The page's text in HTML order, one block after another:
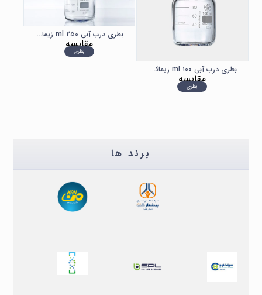
بطری درب آبی ۱۰۰ ml زیماکس SIMAX
بطری
مقایسه
بطری درب آبی ۲۵۰ ml زیماکس SIMAX
بطری
مقایسه
برند ها